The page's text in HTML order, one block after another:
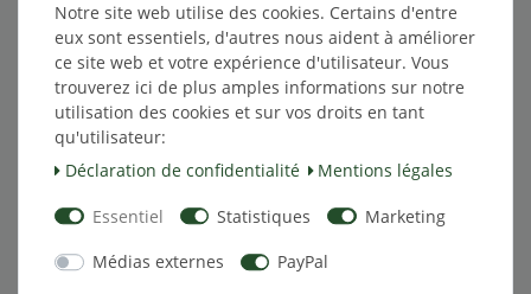
Liste de souhaits
* avec TVA horsFrais de livraison
Description
Notre site web utilise des cookies. Certains d'entre
eux sont essentiels, d'autres nous aident à améliorer
ce site web et votre expérience d'utilisateur. Vous
trouverez ici de plus amples informations sur notre
utilisation des cookies et sur vos droits en tant
qu'utilisateur:
Déclaration de confidentialité
Mentions légales
Essentiel Statistiques Marketing
Médias externes PayPal